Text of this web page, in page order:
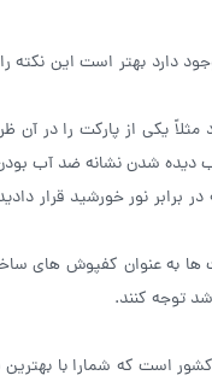
دارد بهتر است این نکته
یکی از پارکت را در آن
دیده شدن نشانه ضد آب
در برابر نور خورشید است اگر بعد از ۲۴ ساعت
ها به عنوان کفپوش های
شد توجه کنند.
است که شمارا با